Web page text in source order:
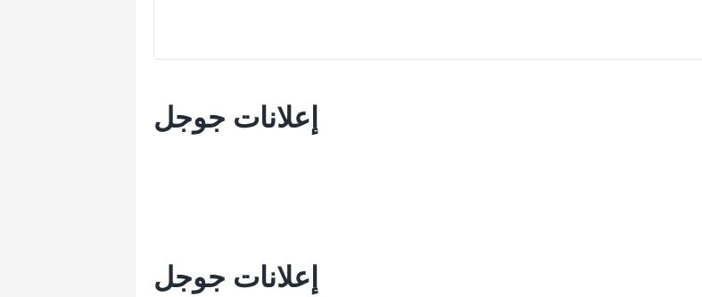
إعلانات جوجل
إعلانات جوجل